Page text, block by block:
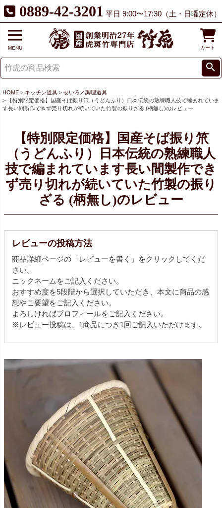
0889-42-3201 平日 9:00〜17:30（土・日曜定休）
MENU カート
HOME キッチン道具
せいろ／調理道具
【特別限定価格】国産そば振り笊（うどんふり）日本伝統の熟練職人技で編まれていま
す長い間製作できず売り切れが続いていた竹製の振りざる (柄無し)のレビュー
【特別限定価格】国産そば振り笊
（うどんふり）日本伝統の熟練職人
技で編まれています長い間製作でき
ず売り切れが続いていた竹製の振り
ざる (柄無し)のレビュー
レビューの投稿方法
商品詳細ページの「レビューを書く」をクリックしてくだ
さい。
ニックネームをご記入ください。
おすすめ度を5段階から選択していただき、本文に商品の感
想やご要望をご記入ください。
よろしければプロフィールをご記入ください。
※レビュー投稿は、1商品につき1回ご記入いただけます。